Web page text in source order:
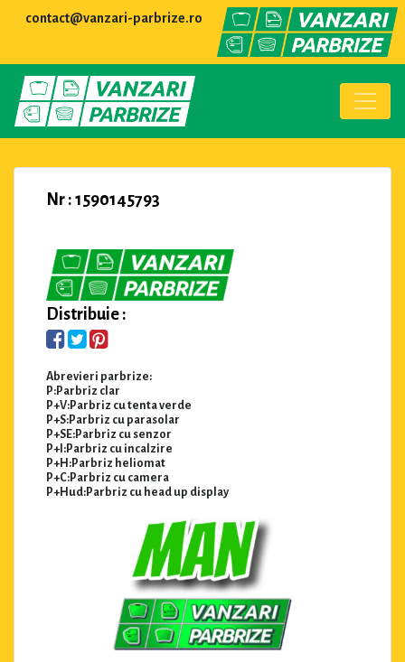
contact@vanzari-parbrize.ro
Nr : 1590145793
Distribuie :
Abrevieri parbrize:
P:Parbriz clar
P+V:Parbriz cu tenta verde
P+S:Parbriz cu parasolar
P+SE:Parbriz cu senzor
P+I:Parbriz cu incalzire
P+H:Parbriz heliomat
P+C:Parbriz cu camera
P+Hud:Parbriz cu head up display